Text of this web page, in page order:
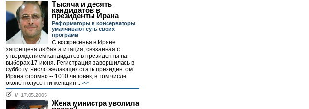
Тысяча и десять
кандидатов в
президенты Ирана
Реформаторы и консерваторы
умалчивают суть своих
программ
С воскресенья в Иране
запрещена любая агитация, связанная с
утверждением кандидатов в президенты на
выборах 17 июня. Регистрация завершилась в
субботу. Число желающих стать президентом
Ирана огромно -- 1010 человек, в том числе
около полусотни женщин... >>
// 17.05.2005
Жена министра уволила